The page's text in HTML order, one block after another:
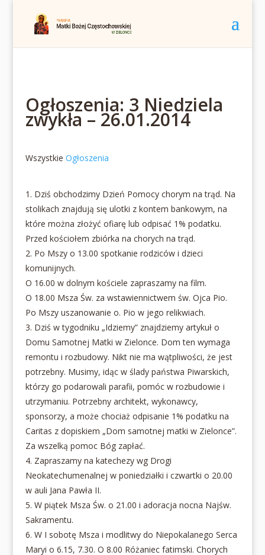
Ogłoszenia: 3 Niedziela
zwykła – 26.01.2014
Wszystkie Ogłoszenia
1. Dziś obchodzimy Dzień Pomocy chorym na trąd. Na
stolikach znajdują się ulotki z kontem bankowym, na
które można złożyć ofiarę lub odpisać 1% podatku.
Przed kościołem zbiórka na chorych na trąd.
2. Po Mszy o 13.00 spotkanie rodziców i dzieci
komunijnych.
O 16.00 w dolnym kościele zapraszamy na film.
O 18.00 Msza Św. za wstawiennictwem św. Ojca Pio.
Po Mszy uszanowanie o. Pio w jego relikwiach.
3. Dziś w tygodniku „Idziemy” znajdziemy artykuł o
Domu Samotnej Matki w Zielonce. Dom ten wymaga
remontu i rozbudowy. Nikt nie ma wątpliwości, że jest
potrzebny. Musimy, idąc w ślady państwa Piwarskich,
którzy go podarowali parafii, pomóc w rozbudowie i
utrzymaniu. Potrzebny architekt, wykonawcy,
sponsorzy, a może chociaż odpisanie 1% podatku na
Caritas z dopiskiem „Dom samotnej matki w Zielonce”.
Za wszelką pomoc Bóg zapłać.
4. Zapraszamy na katechezy wg Drogi
Neokatechumenalnej w poniedziałki i czwartki o 20.00
w auli Jana Pawła II.
5. W piątek Msza Św. o 21.00 i adoracja nocna Najśw.
Sakramentu.
6. W I sobotę Msza i modlitwy do Niepokalanego Serca
Maryi o 6.15, 7.30. O 8.00 Różaniec fatimski. Chorych